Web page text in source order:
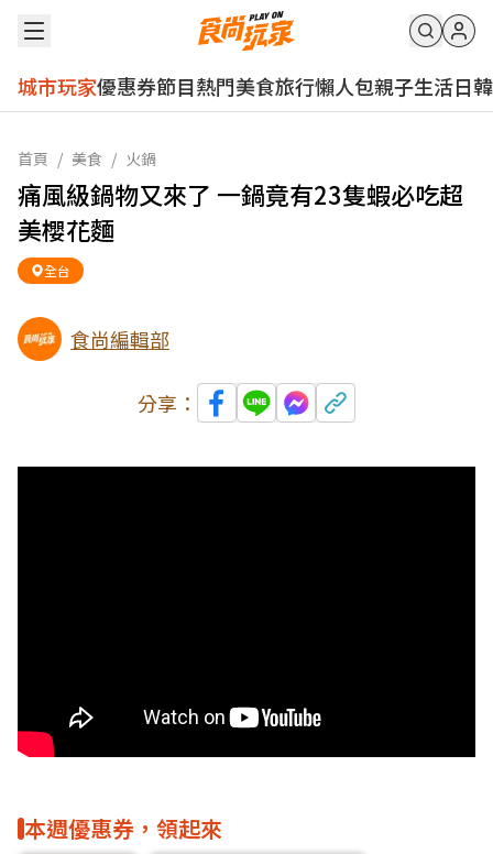
城市玩家優惠券節目熱門美食旅行懶人包親子生活日韓
首頁 / 美食 / 火鍋
痛風級鍋物又來了 一鍋竟有23隻蝦必吃超
美櫻花麵
全台
食尚編輯部
分享：
本週優惠券，領起來